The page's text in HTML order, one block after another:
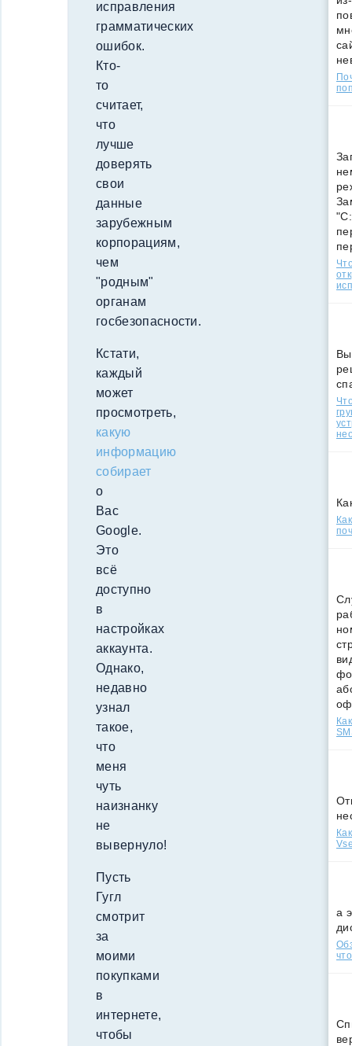
исправления
грамматических
ошибок.
Кто-
то
считает,
что
лучше
доверять
свои
данные
зарубежным
корпорациям,
чем
"родным"
органам
госбезопасности.
Кстати,
каждый
может
просмотреть,
какую
информацию
собирает
о
Вас
Google.
Это
всё
доступно
в
настройках
аккаунта.
Однако,
недавно
узнал
такое,
что
меня
чуть
наизнанку
не
вывернуло!
Пусть
Гугл
смотрит
за
моими
покупками
в
интернете,
чтобы
а